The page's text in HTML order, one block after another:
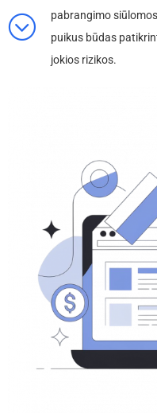
pabrangimo
puikus būdas
jokios rizikos.